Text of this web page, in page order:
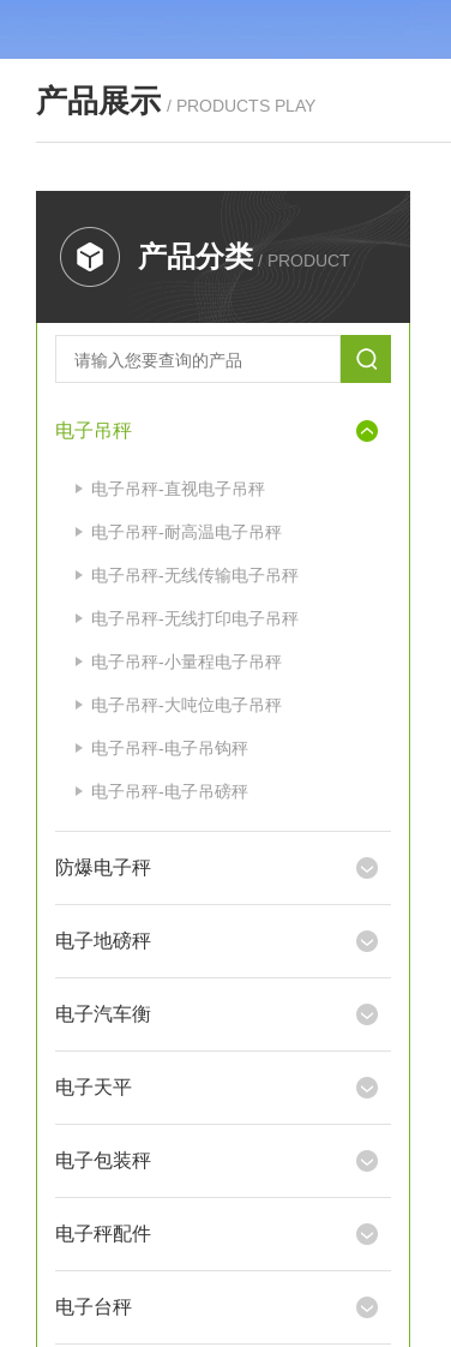
产品展示 / PRODUCTS PLAY
产品分类 / PRODUCT
电子吊秤
电子吊秤-直视电子吊秤
电子吊秤-耐高温电子吊秤
电子吊秤-无线传输电子吊秤
电子吊秤-无线打印电子吊秤
电子吊秤-小量程电子吊秤
电子吊秤-大吨位电子吊秤
电子吊秤-电子吊钩秤
电子吊秤-电子吊磅秤
防爆电子秤
电子地磅秤
电子汽车衡
电子天平
电子包装秤
电子秤配件
电子台秤